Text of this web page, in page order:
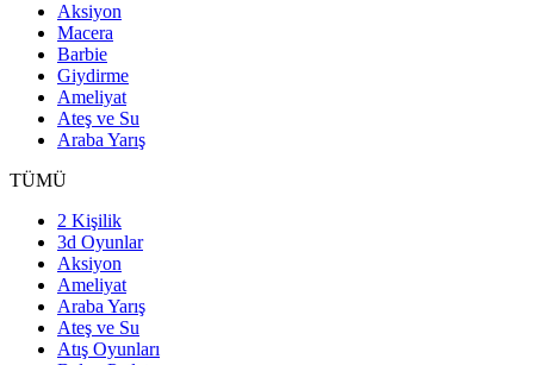
Aksiyon
Macera
Barbie
Giydirme
Ameliyat
Ateş ve Su
Araba Yarış
TÜMÜ
2 Kişilik
3d Oyunlar
Aksiyon
Ameliyat
Araba Yarış
Ateş ve Su
Atış Oyunları